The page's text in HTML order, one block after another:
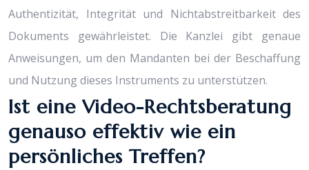
Authentizität, Integrität und Nichtabstreitbarkeit des
Dokuments gewährleistet. Die Kanzlei gibt genaue
Anweisungen, um den Mandanten bei der Beschaffung
und Nutzung dieses Instruments zu unterstützen.
Ist eine Video-Rechtsberatung
genauso effektiv wie ein
persönliches Treffen?